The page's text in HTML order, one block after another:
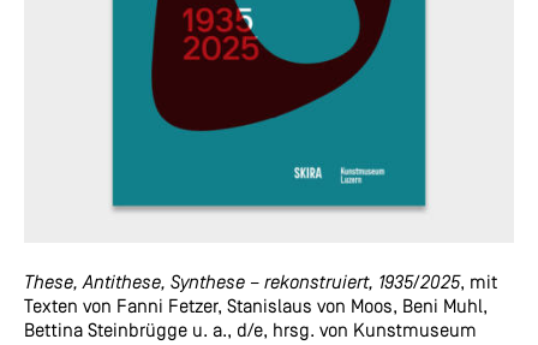
These, Antithese, Synthese – rekonstruiert, 1935/2025, mit
Texten von Fanni Fetzer, Stanislaus von Moos, Beni Muhl,
Bettina Steinbrügge u. a., d/e, hrsg. von Kunstmuseum